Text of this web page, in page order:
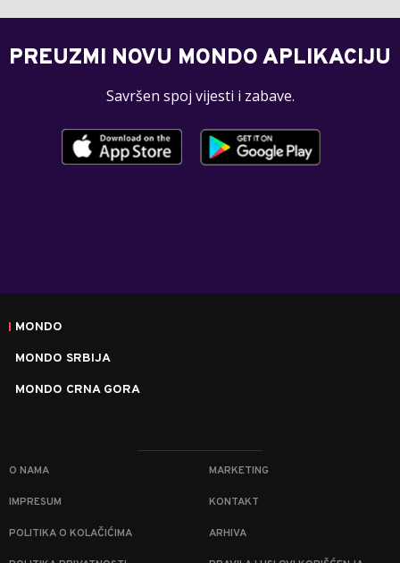
PREUZMI NOVU MONDO APLIKACIJU
Savršen spoj vijesti i zabave.
MONDO
MONDO SRBIJA
MONDO CRNA GORA
O NAMA MARKETING
IMPRESUM KONTAKT
POLITIKA O KOLAČIĆIMA ARHIVA